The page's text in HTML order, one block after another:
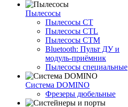
Пылесосы
Пылесосы CT
Пылесосы CTL
Пылесосы CTM
Bluetooth: Пульт ДУ и
модуль-приёмник
Пылесосы специальные
Система DOMINO
Фрезеры дюбельные